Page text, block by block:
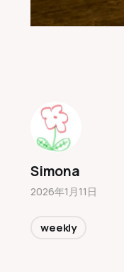
Simona
2026年1月11日
weekly